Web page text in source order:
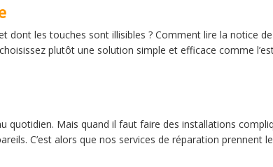
les touches sont illisibles ? Comment lire la notice de
plutôt une solution simple et efficace comme
quotidien. Mais quand il faut faire des installations
C’est alors que nos services de réparation prennent